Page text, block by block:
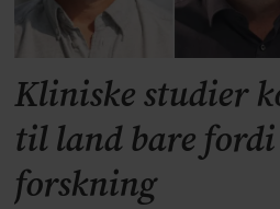
Kliniske studier
til land bare fordi
forskning